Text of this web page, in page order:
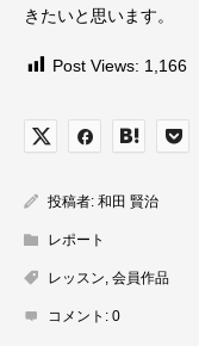
きたいと思います。
Post Views: 1,166
投稿者: 和田 賢治
レポート
レッスン, 会員作品
コメント: 0